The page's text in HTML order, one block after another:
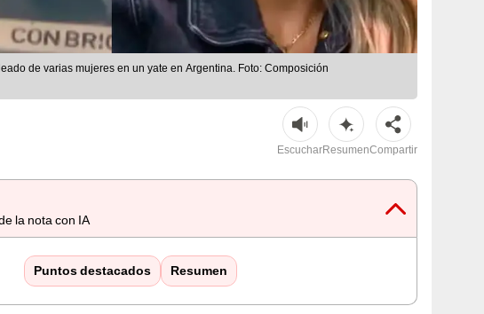
de varias mujeres en un yate en Argentina. Foto: Composición
EscucharResumenCompartir
la nota con IA
Puntos destacados Resumen